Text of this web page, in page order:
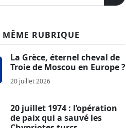
RUBRIQUE
La Grèce, éternel cheval de
Troie de Moscou en Europe ?
20 juillet 2026
20 juillet 1974 : l’opération
de paix qui a sauvé les